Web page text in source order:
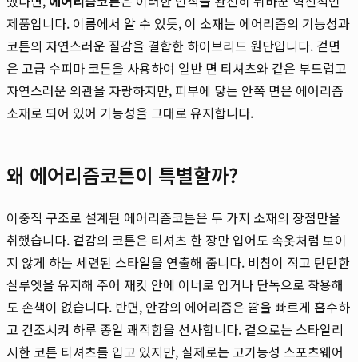
제품입니다. 이름에서 알 수 있듯, 이 소재는 에어리즘의 기능성과
코튼의 자연스러운 질감을 결합한 하이브리드 원단입니다. 겉면
은 고급 수피마 코튼을 사용하여 일반 면 티셔츠와 같은 부드럽고
자연스러운 외관을 자랑하지만, 피부에 닿는 안쪽 면은 에어리즘
소재로 되어 있어 기능성을 그대로 유지합니다.
왜 에어리즘코튼이 특별할까?
이중직 구조로 설계된 에어리즘코튼은 두 가지 소재의 장점만을
취했습니다. 겉감의 코튼은 티셔츠 한 장만 입어도 속옷처럼 보이
지 않게 하는 세련된 스타일을 연출해 줍니다. 비침이 적고 탄탄한
실루엣을 유지해 주어 재킷 안에 이너로 입거나 단독으로 착용해
도 손색이 없습니다. 반면, 안감의 에어리즘은 땀을 빠르게 흡수하
고 건조시켜 하루 종일 쾌적함을 선사합니다. 겉으로는 스타일리
시한 코튼 티셔츠를 입고 있지만, 실제로는 고기능성 스포츠웨어